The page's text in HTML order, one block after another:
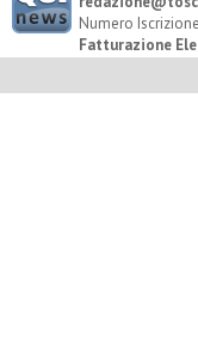
Numero
Fatturazione